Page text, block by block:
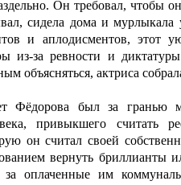
Он требовал, чтобы
сидела дома и
и аплодисментов, этот
из-за ревности и
объясняться, актриса
Фёдорова был за гранью
привыкшего считать
он считал своей
вернуть
за оплаченные им